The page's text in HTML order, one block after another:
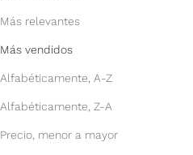
Más relevantes
Más vendidos
Alfabéticamente, A-Z
Alfabéticamente, Z-A
Precio, menor a mayor